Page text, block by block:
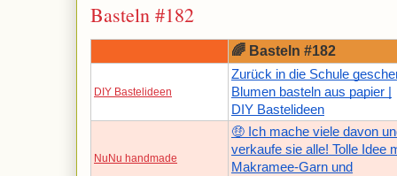
Basteln #182
🌈 Basteln #182
DIY Bastelideen
Zurück in die Schule
Blumen basteln aus papier |
DIY Bastelideen
NuNu handmade
🤑 Ich mache viele davon
verkaufe sie alle! Tolle Idee
Makramee-Garn und